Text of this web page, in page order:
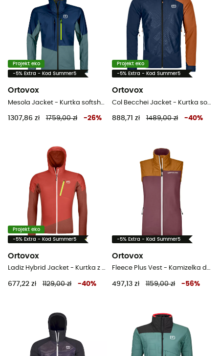
Projekt eko
-5% Extra - Kod Summer5
Ortovox
1307,86 zł 1759,00 zł -26%
Projekt eko
-5% Extra - Kod Summer5
Ortovox
888,71 zł 1489,00 zł -40%
Projekt eko
-5% Extra - Kod Summer5
Ortovox
Ladiz Hybrid Jacket - Kurtka z wełny Merino® męska
677,22 zł 1129,00 zł -40%
-5% Extra - Kod Summer5
Ortovox
Fleece Plus Vest - Kamizelka damska
497,13 zł 1159,00 zł -56%